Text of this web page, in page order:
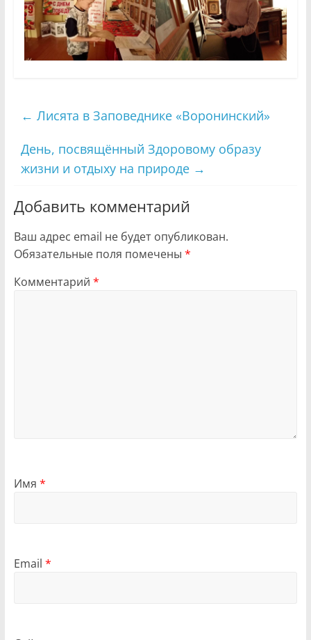
← Лисята в Заповеднике «Воронинский»
День, посвящённый Здоровому образу
жизни и отдыху на природе →
Добавить комментарий
Ваш адрес email не будет опубликован.
Обязательные поля помечены *
Комментарий *
Имя *
Email *